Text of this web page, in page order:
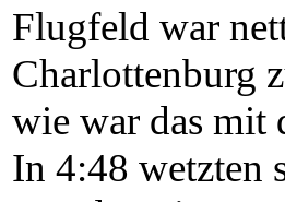
Flugfeld war
Charlottenburg
wie war das mit
In 4:48 wetzten